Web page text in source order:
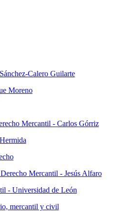
Calero Guilarte
Moreno
Mercantil - Carlos Górriz
Mercantil - Jesús Alfaro
- Universidad de León
mercantil y civil